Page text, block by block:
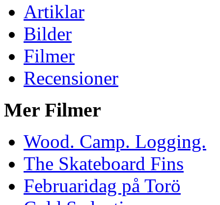
Artiklar
Bilder
Filmer
Recensioner
Mer Filmer
Wood. Camp. Logging.
The Skateboard Fins
Februaridag på Torö